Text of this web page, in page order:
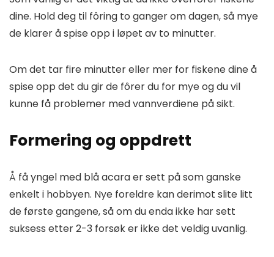
dine. Hold deg til fôring to ganger om dagen, så mye
de klarer å spise opp i løpet av to minutter.
Om det tar fire minutter eller mer for fiskene dine å
spise opp det du gir de fôrer du for mye og du vil
kunne få problemer med vannverdiene på sikt.
Formering og oppdrett
Å få yngel med blå acara er sett på som ganske
enkelt i hobbyen. Nye foreldre kan derimot slite litt
de første gangene, så om du enda ikke har sett
suksess etter 2-3 forsøk er ikke det veldig uvanlig.